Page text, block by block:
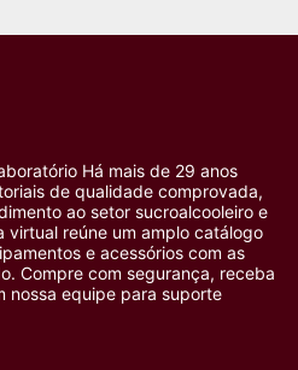
Há mais de 29 anos
de qualidade comprovada,
ao setor sucroalcooleiro e
virtual reúne um amplo catálogo
e acessórios com as
Compre com segurança, receba
nossa equipe para suporte